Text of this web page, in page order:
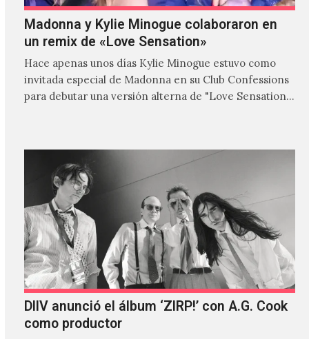
Madonna y Kylie Minogue colaboraron en
un remix de «Love Sensation»
Hace apenas unos días Kylie Minogue estuvo como
invitada especial de Madonna en su Club Confessions
para debutar una versión alterna de "Love Sensation",
DIIV anunció el álbum ‘ZIRP!’ con A.G. Cook
como productor